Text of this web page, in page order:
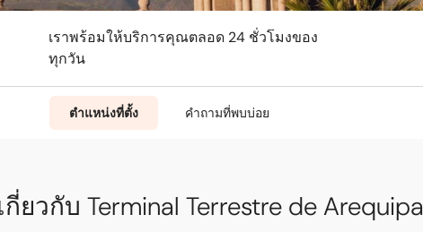
ตำแหน่งที่ตั้ง คำถามที่พบบ่อย
เราพร้อมให้บริการคุณตลอด 24 ชั่วโมงของ
ทุกวัน
กี่ยวกับ Terminal Terrestre de Arequipa